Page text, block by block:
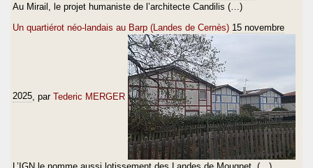
Au Mirail, le projet humaniste de l’architecte Candilis (…)
Un quartiérot néo-landais au Barp (Landes de Cernès) 15 novembre
2025 , par Tederic MERGER